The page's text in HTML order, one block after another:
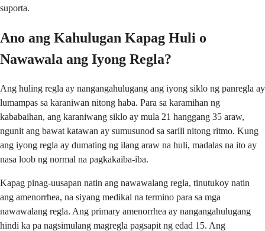
suporta.
Ano ang Kahulugan Kapag Huli o
Nawawala ang Iyong Regla?
Ang huling regla ay nangangahulugang ang iyong siklo ng panregla ay
lumampas sa karaniwan nitong haba. Para sa karamihan ng
kababaihan, ang karaniwang siklo ay mula 21 hanggang 35 araw,
ngunit ang bawat katawan ay sumusunod sa sarili nitong ritmo. Kung
ang iyong regla ay dumating ng ilang araw na huli, madalas na ito ay
nasa loob ng normal na pagkakaiba-iba.
Kapag pinag-uusapan natin ang nawawalang regla, tinutukoy natin
ang amenorrhea, na siyang medikal na termino para sa mga
nawawalang regla. Ang primary amenorrhea ay nangangahulugang
hindi ka pa nagsimulang magregla pagsapit ng edad 15. Ang